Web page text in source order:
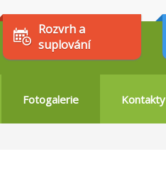
Rozvrh a
suplování
Fotogalerie Kontakty